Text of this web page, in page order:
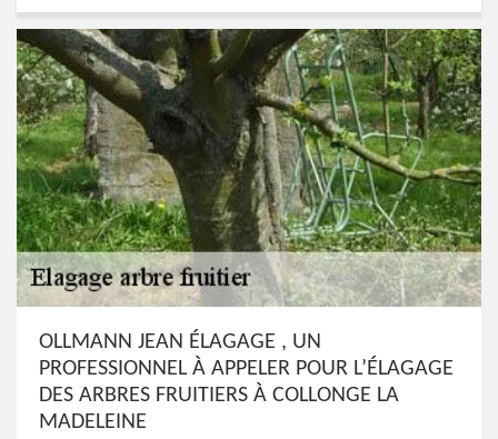
OLLMANN JEAN ÉLAGAGE , UN
PROFESSIONNEL À APPELER POUR L’ÉLAGAGE
DES ARBRES FRUITIERS À COLLONGE LA
MADELEINE